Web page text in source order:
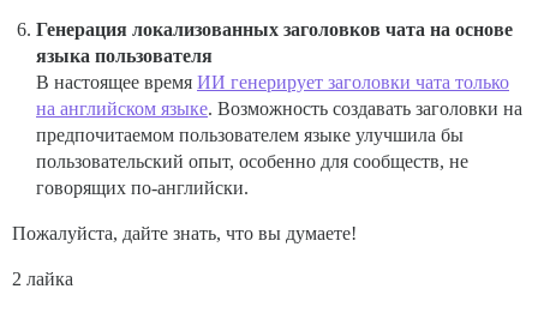
Генерация локализованных заголовков чата на основе
языка пользователя
В настоящее время ИИ генерирует заголовки чата только
на английском языке. Возможность создавать заголовки на
предпочитаемом пользователем языке улучшила бы
пользовательский опыт, особенно для сообществ, не
говорящих по-английски.
Пожалуйста, дайте знать, что вы думаете!
2 лайка